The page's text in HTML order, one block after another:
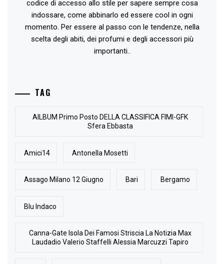
codice di accesso allo stile per sapere sempre cosa
indossare, come abbinarlo ed essere cool in ogni
momento. Per essere al passo con le tendenze, nella
scelta degli abiti, dei profumi e degli accessori più
importanti..
TAG
AlLBUM Primo Posto DELLA CLASSIFICA FIMI-GFK
Sfera Ebbasta
Amici14 Antonella Mosetti
Assago Milano 12 Giugno Bari Bergamo
Blu Indaco
Canna-Gate Isola Dei Famosi Striscia La Notizia Max
Laudadio Valerio Staffelli Alessia Marcuzzi Tapiro